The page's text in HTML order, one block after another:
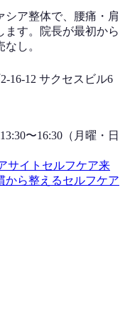
ア整体で、腰痛・肩
ます。院長が最初から
し。
16-12 サクセスビル6
〜16:30（月曜・日
サイト セルフケア来
から整えるセルフケア